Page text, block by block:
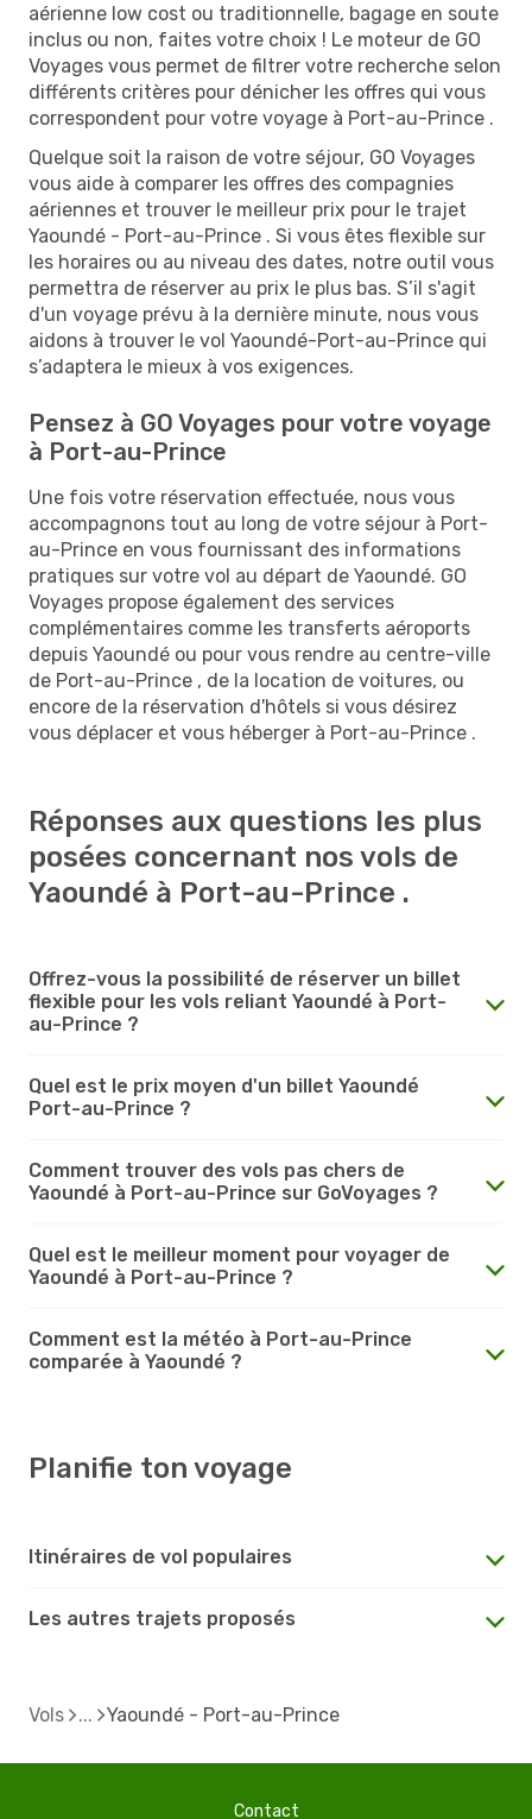
aérienne low cost ou traditionnelle, bagage en soute
inclus ou non, faites votre choix ! Le moteur de GO
Voyages vous permet de filtrer votre recherche selon
différents critères pour dénicher les offres qui vous
correspondent pour votre voyage à Port-au-Prince .
Quelque soit la raison de votre séjour, GO Voyages
vous aide à comparer les offres des compagnies
aériennes et trouver le meilleur prix pour le trajet
Yaoundé - Port-au-Prince . Si vous êtes flexible sur
les horaires ou au niveau des dates, notre outil vous
permettra de réserver au prix le plus bas. S’il s'agit
d'un voyage prévu à la dernière minute, nous vous
aidons à trouver le vol Yaoundé-Port-au-Prince qui
s’adaptera le mieux à vos exigences.
Pensez à GO Voyages pour votre voyage
à Port-au-Prince
Une fois votre réservation effectuée, nous vous
accompagnons tout au long de votre séjour à Port-
au-Prince en vous fournissant des informations
pratiques sur votre vol au départ de Yaoundé. GO
Voyages propose également des services
complémentaires comme les transferts aéroports
depuis Yaoundé ou pour vous rendre au centre-ville
de Port-au-Prince , de la location de voitures, ou
encore de la réservation d'hôtels si vous désirez
vous déplacer et vous héberger à Port-au-Prince .
Réponses aux questions les plus
posées concernant nos vols de
Yaoundé à Port-au-Prince .
Offrez-vous la possibilité de réserver un billet
flexible pour les vols reliant Yaoundé à Port-
au-Prince ?
Quel est le prix moyen d'un billet Yaoundé
Port-au-Prince ?
Comment trouver des vols pas chers de
Yaoundé à Port-au-Prince sur GoVoyages ?
Quel est le meilleur moment pour voyager de
Yaoundé à Port-au-Prince ?
Comment est la météo à Port-au-Prince
comparée à Yaoundé ?
Planifie ton voyage
Itinéraires de vol populaires
Les autres trajets proposés
Vols Yaoundé - Port-au-Prince
Contact